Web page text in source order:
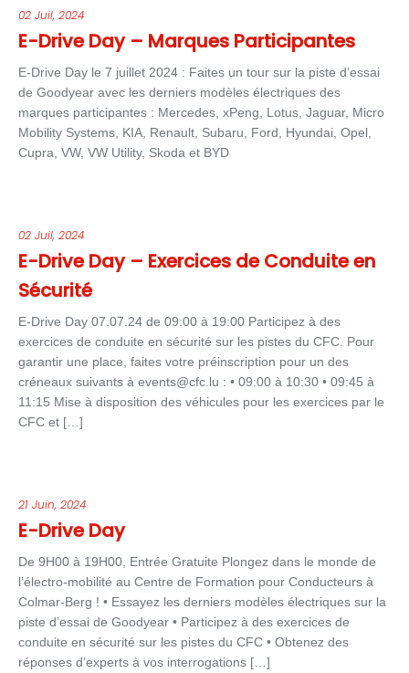
02 Juil, 2024
E-Drive Day – Marques Participantes
E-Drive Day le 7 juillet 2024 : Faites un tour sur la piste d’essai
de Goodyear avec les derniers modèles électriques des
marques participantes : Mercedes, xPeng, Lotus, Jaguar, Micro
Mobility Systems, KIA, Renault, Subaru, Ford, Hyundai, Opel,
Cupra, VW, VW Utility, Skoda et BYD
02 Juil, 2024
E-Drive Day – Exercices de Conduite en
Sécurité
E-Drive Day 07.07.24 de 09:00 à 19:00 Participez à des
exercices de conduite en sécurité sur les pistes du CFC. Pour
garantir une place, faites votre préinscription pour un des
créneaux suivants à events@cfc.lu : • 09:00 à 10:30 • 09:45 à
11:15 Mise à disposition des véhicules pour les exercices par le
CFC et […]
21 Juin, 2024
E-Drive Day
De 9H00 à 19H00, Entrée Gratuite Plongez dans le monde de
l’électro-mobilité au Centre de Formation pour Conducteurs à
Colmar-Berg ! • Essayez les derniers modèles électriques sur la
piste d’essai de Goodyear • Participez à des exercices de
conduite en sécurité sur les pistes du CFC • Obtenez des
réponses d’experts à vos interrogations […]